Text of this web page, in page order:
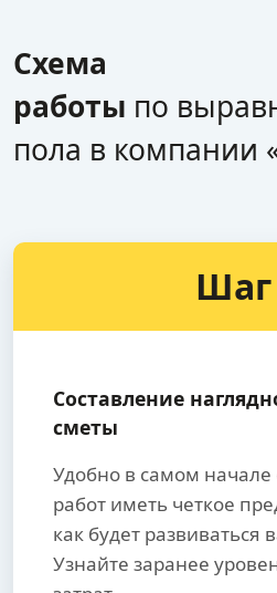
Схема
работы по
пола в компании
Шаг
Составление
сметы
Удобно в самом начале
работ иметь четкое
как будет развиваться
Узнайте заранее